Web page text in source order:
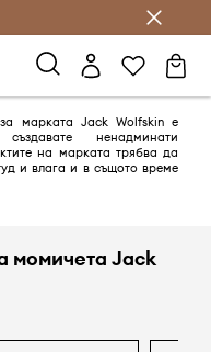
Club
марката Jack Wolfskin е
ненадминати
на марката трябва да
и влага и в същото време
момичета Jack